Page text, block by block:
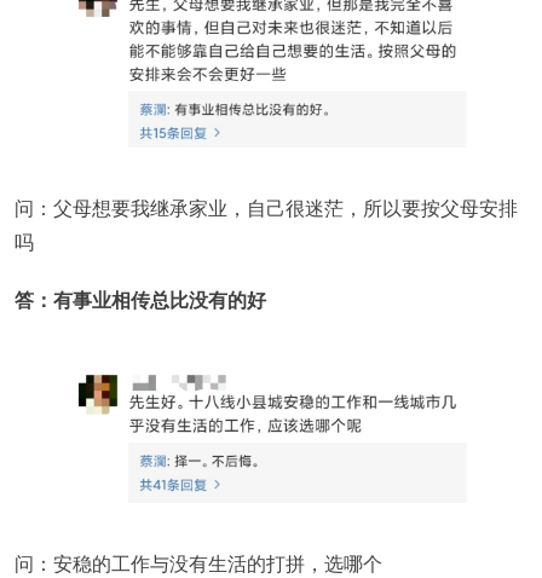
问：父母想要我继承家业，自己很迷茫，所以要按父母安排
吗
答：有事业相传总比没有的好
问：安稳的工作与没有生活的打拼，选哪个